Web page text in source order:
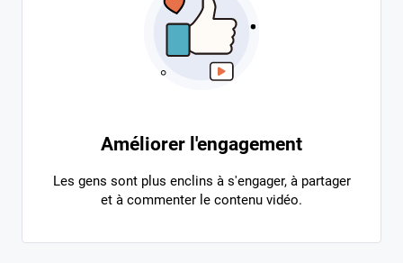
Améliorer l'engagement
Les gens sont plus enclins à s'engager, à partager
et à commenter le contenu vidéo.